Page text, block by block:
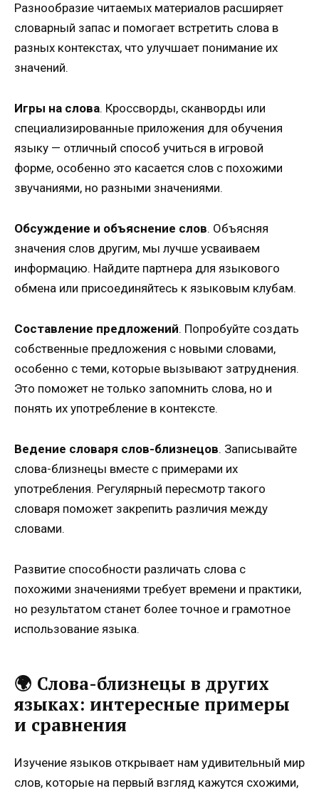
Разнообразие читаемых материалов расширяет
словарный запас и помогает встретить слова в
разных контекстах, что улучшает понимание их
значений.
Игры на слова. Кроссворды, сканворды или
специализированные приложения для обучения
языку — отличный способ учиться в игровой
форме, особенно это касается слов с похожими
звучаниями, но разными значениями.
Обсуждение и объяснение слов. Объясняя
значения слов другим, мы лучше усваиваем
информацию. Найдите партнера для языкового
обмена или присоединяйтесь к языковым клубам.
Составление предложений. Попробуйте создать
собственные предложения с новыми словами,
особенно с теми, которые вызывают затруднения.
Это поможет не только запомнить слова, но и
понять их употребление в контексте.
Ведение словаря слов-близнецов. Записывайте
слова-близнецы вместе с примерами их
употребления. Регулярный пересмотр такого
словаря поможет закрепить различия между
словами.
Развитие способности различать слова с
похожими значениями требует времени и практики,
но результатом станет более точное и грамотное
использование языка.
🌍 Слова-близнецы в других
языках: интересные примеры
и сравнения
Изучение языков открывает нам удивительный мир
слов, которые на первый взгляд кажутся схожими,